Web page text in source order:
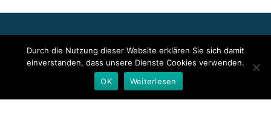
Event bzw. das Stellenangebot sowie für das angezeigte Bild- und
Tonmaterial ist allein der jeweils angegebene Herausgeber
verantwortlich. Dieser ist in der Regel auch Urheber der
Pressetexte sowie der angehängten Bild-, Ton- und
Durch die Nutzung dieser Website erklären Sie sich damit
einverstanden, dass unsere Dienste Cookies verwenden.
OK
Weiterlesen